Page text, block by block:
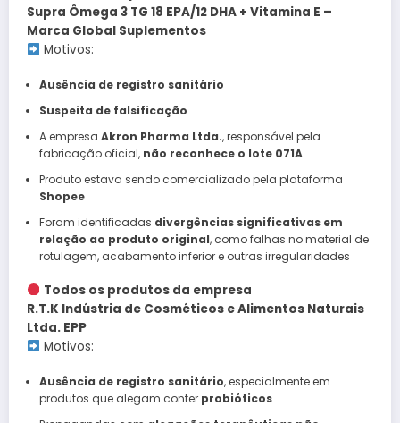
Supra Ômega 3 TG 18 EPA/12 DHA + Vitamina E –
Marca Global Suplementos
Motivos:
Ausência de registro sanitário
Suspeita de falsificação
A empresa Akron Pharma Ltda., responsável pela
fabricação oficial, não reconhece o lote 071A
Produto estava sendo comercializado pela plataforma
Shopee
Foram identificadas divergências significativas em
relação ao produto original, como falhas no material de
rotulagem, acabamento inferior e outras irregularidades
Todos os produtos da empresa
R.T.K Indústria de Cosméticos e Alimentos Naturais
Ltda. EPP
Motivos:
Ausência de registro sanitário, especialmente em
produtos que alegam conter probióticos